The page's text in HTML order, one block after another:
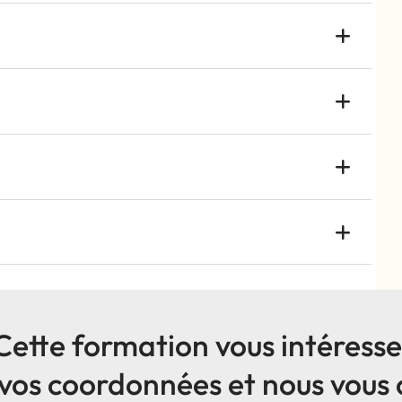
formation vous
coordonnées et nous